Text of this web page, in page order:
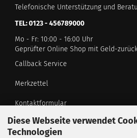
Diese Webseite verwendet
Technologien
Telefonische Unterstützung und
TEL: 0123 - 456789000
Mo - Fr: 10:00 - 16:00 Uhr
Geprüfter Online Shop mit Geld-
Callback Service
Merkzettel
Kontaktformular